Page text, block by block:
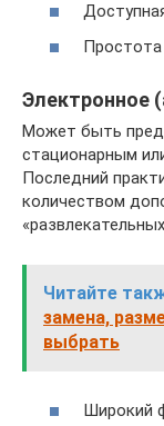
Простота
Электронное
Может быть
стационарным
Последний
количеством
Читайте
замена,
выбрать
Широкий